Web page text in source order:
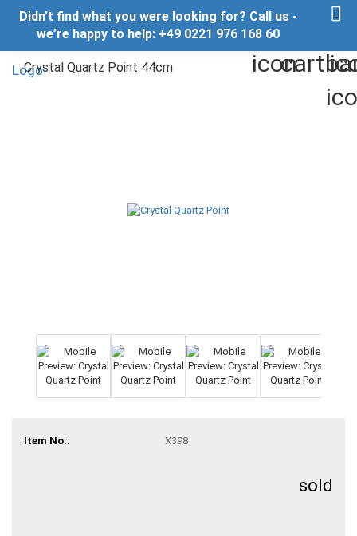
Didn't find what you were looking for? Call us -
we’re happy to help: +49 0221 976 168 60
Crystal Quartz Point 44cm
Item No.: X398
sold